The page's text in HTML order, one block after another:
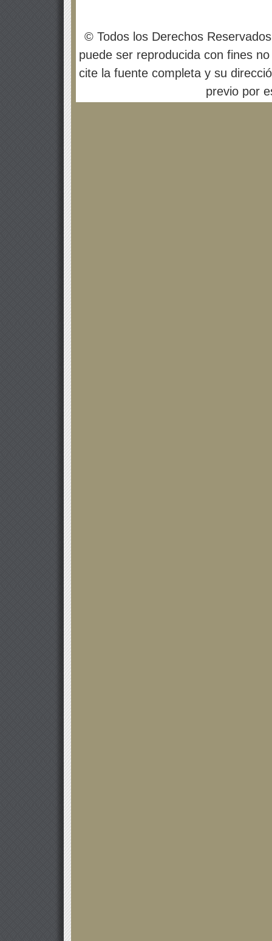
© Todos los Derechos
puede ser reproducida con fines
cite la fuente completa y su
previo por